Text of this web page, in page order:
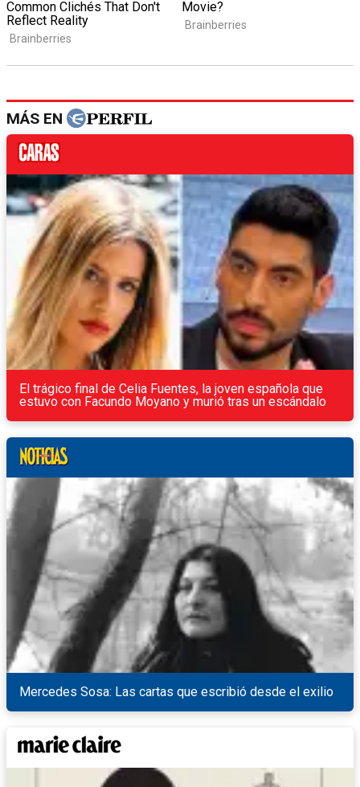
MÁS EN
El trágico final de Celia Fuentes, la joven española que
estuvo con Facundo Moyano y murió tras un escándalo
Mercedes Sosa: Las cartas que escribió desde el exilio